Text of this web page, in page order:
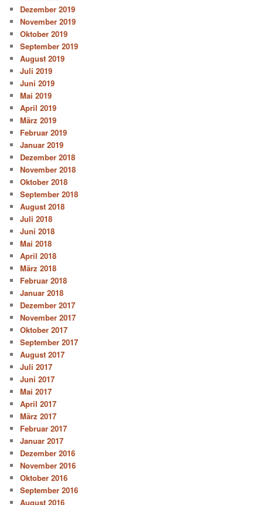
Dezember 2019
November 2019
Oktober 2019
September 2019
August 2019
Juli 2019
Juni 2019
Mai 2019
April 2019
März 2019
Februar 2019
Januar 2019
Dezember 2018
November 2018
Oktober 2018
September 2018
August 2018
Juli 2018
Juni 2018
Mai 2018
April 2018
März 2018
Februar 2018
Januar 2018
Dezember 2017
November 2017
Oktober 2017
September 2017
August 2017
Juli 2017
Juni 2017
Mai 2017
April 2017
März 2017
Februar 2017
Januar 2017
Dezember 2016
November 2016
Oktober 2016
September 2016
August 2016